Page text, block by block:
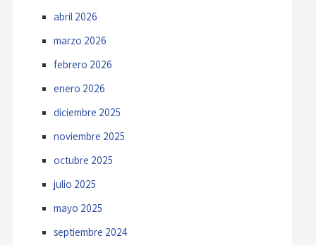
abril 2026
marzo 2026
febrero 2026
enero 2026
diciembre 2025
noviembre 2025
octubre 2025
julio 2025
mayo 2025
septiembre 2024